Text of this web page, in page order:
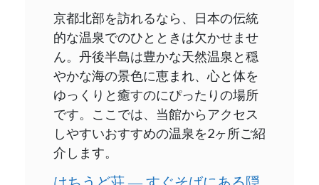
京都北部を訪れるなら、日本の伝統
的な温泉でのひとときは欠かせませ
ん。丹後半島は豊かな天然温泉と穏
やかな海の景色に恵まれ、心と体を
ゆっくりと癒すのにぴったりの場所
です。ここでは、当館からアクセス
しやすいおすすめの温泉を2ヶ所ご紹
介します。